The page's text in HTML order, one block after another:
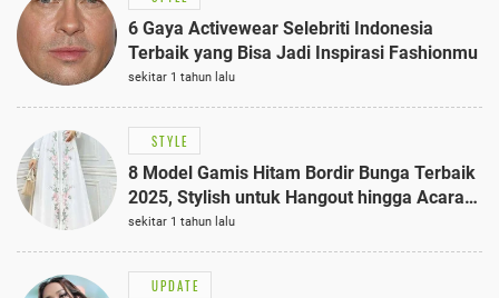
6 Gaya Activewear Selebriti Indonesia
Terbaik yang Bisa Jadi Inspirasi Fashionmu
sekitar 1 tahun lalu
STYLE
8 Model Gamis Hitam Bordir Bunga Terbaik
2025, Stylish untuk Hangout hingga Acara
Semi-Formal
sekitar 1 tahun lalu
UPDATE